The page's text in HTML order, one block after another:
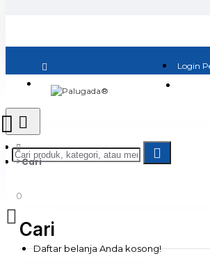
Login
0
Daftar belanja Anda kosong!
Cari
Cari